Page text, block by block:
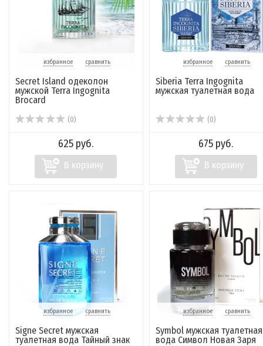
избранное сравнить
Secret Island одеколон
мужской Terra Ingognita
Brocard
(0)
625 руб.
В корзину
избранное сравнить
Siberia Terra Ingognita
мужская туалетная вода
(0)
675 руб.
В корзину
избранное сравнить
Signe Secret мужская
туалетная вода Тайный знак
избранное сравнить
Symbol мужская туалетная
вода Символ Новая Заря